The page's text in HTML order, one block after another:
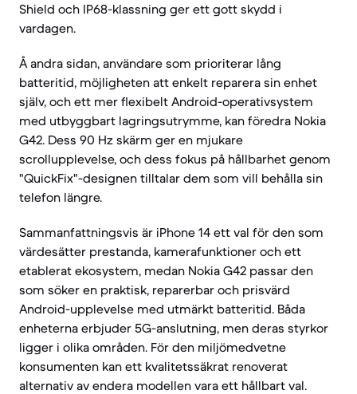
Shield och IP68-klassning ger ett gott skydd i
vardagen.
Å andra sidan, användare som prioriterar lång
batteritid, möjligheten att enkelt reparera sin enhet
själv, och ett mer flexibelt Android-operativsystem
med utbyggbart lagringsutrymme, kan föredra Nokia
G42. Dess 90 Hz skärm ger en mjukare
scrollupplevelse, och dess fokus på hållbarhet genom
"QuickFix"-designen tilltalar dem som vill behålla sin
telefon längre.
Sammanfattningsvis är iPhone 14 ett val för den som
värdesätter prestanda, kamerafunktioner och ett
etablerat ekosystem, medan Nokia G42 passar den
som söker en praktisk, reparerbar och prisvärd
Android-upplevelse med utmärkt batteritid. Båda
enheterna erbjuder 5G-anslutning, men deras styrkor
ligger i olika områden. För den miljömedvetne
konsumenten kan ett kvalitetssäkrat renoverat
alternativ av endera modellen vara ett hållbart val.